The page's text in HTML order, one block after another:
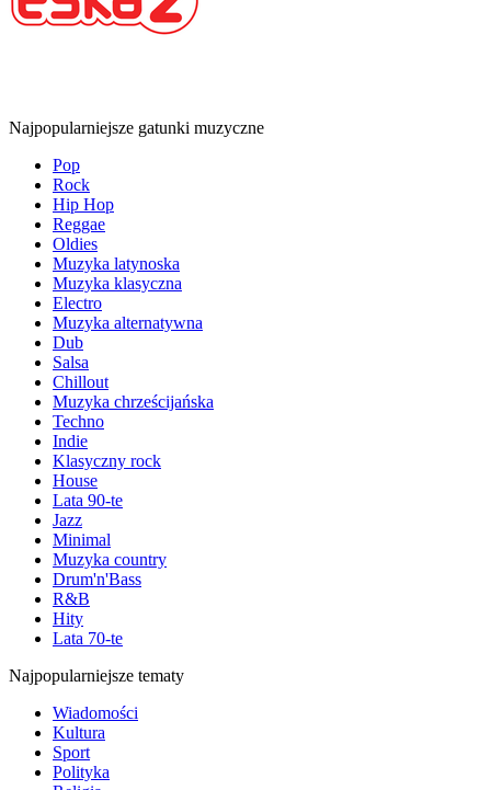
Najpopularniejsze gatunki muzyczne
Pop
Rock
Hip Hop
Reggae
Oldies
Muzyka latynoska
Muzyka klasyczna
Electro
Muzyka alternatywna
Dub
Salsa
Chillout
Muzyka chrześcijańska
Techno
Indie
Klasyczny rock
House
Lata 90-te
Jazz
Minimal
Muzyka country
Drum'n'Bass
R&B
Hity
Lata 70-te
Najpopularniejsze tematy
Wiadomości
Kultura
Sport
Polityka